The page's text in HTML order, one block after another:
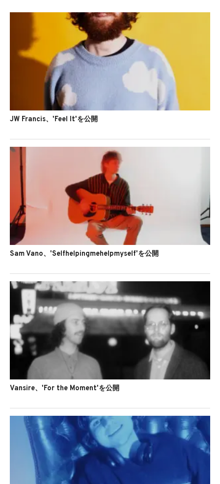
JW Francis、'Feel It'を公開
Sam Vano、'Selfhelpingmehelpmyself'を公開
Vansire、'For the Moment'を公開